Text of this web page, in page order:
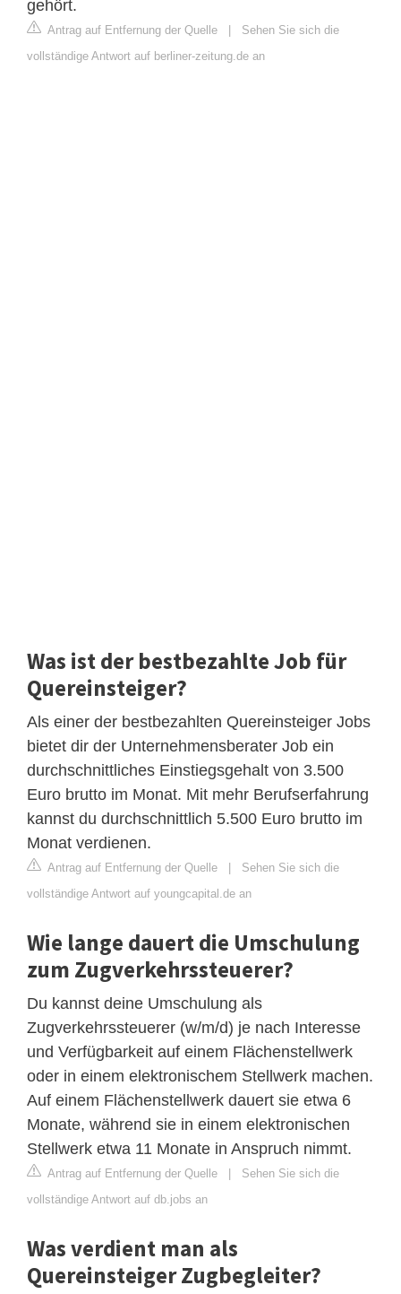
gehört.
Antrag auf Entfernung der Quelle | Sehen Sie sich die
vollständige Antwort auf berliner-zeitung.de an
Was ist der bestbezahlte Job für
Quereinsteiger?
Als einer der bestbezahlten Quereinsteiger Jobs
bietet dir der Unternehmensberater Job ein
durchschnittliches Einstiegsgehalt von 3.500
Euro brutto im Monat. Mit mehr Berufserfahrung
kannst du durchschnittlich 5.500 Euro brutto im
Monat verdienen.
Antrag auf Entfernung der Quelle | Sehen Sie sich die
vollständige Antwort auf youngcapital.de an
Wie lange dauert die Umschulung
zum Zugverkehrssteuerer?
Du kannst deine Umschulung als
Zugverkehrssteuerer (w/m/d) je nach Interesse
und Verfügbarkeit auf einem Flächenstellwerk
oder in einem elektronischem Stellwerk machen.
Auf einem Flächenstellwerk dauert sie etwa 6
Monate, während sie in einem elektronischen
Stellwerk etwa 11 Monate in Anspruch nimmt.
Antrag auf Entfernung der Quelle | Sehen Sie sich die
vollständige Antwort auf db.jobs an
Was verdient man als
Quereinsteiger Zugbegleiter?